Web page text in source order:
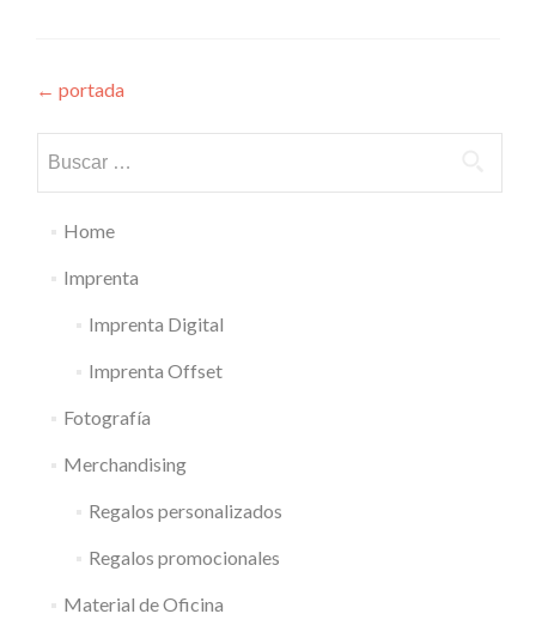
Navegación
de
entradas
← portada
Home
Imprenta
Imprenta Digital
Imprenta Offset
Fotografía
Merchandising
Regalos personalizados
Regalos promocionales
Material de Oficina